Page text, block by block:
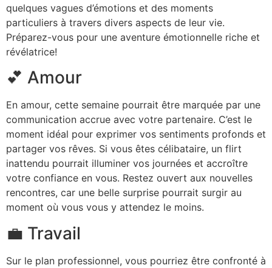
quelques vagues d’émotions et des moments
particuliers à travers divers aspects de leur vie.
Préparez-vous pour une aventure émotionnelle riche et
révélatrice!
💕 Amour
En amour, cette semaine pourrait être marquée par une
communication accrue avec votre partenaire. C’est le
moment idéal pour exprimer vos sentiments profonds et
partager vos rêves. Si vous êtes célibataire, un flirt
inattendu pourrait illuminer vos journées et accroître
votre confiance en vous. Restez ouvert aux nouvelles
rencontres, car une belle surprise pourrait surgir au
moment où vous vous y attendez le moins.
💼 Travail
Sur le plan professionnel, vous pourriez être confronté à